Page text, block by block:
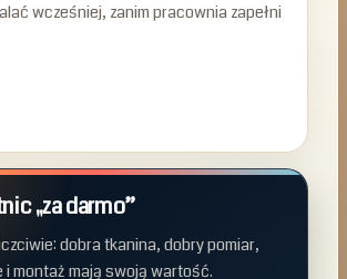
wcześniej, zanim pracownia zapełni
„za darmo”
dobra tkanina, dobry pomiar,
i montaż mają swoją wartość.